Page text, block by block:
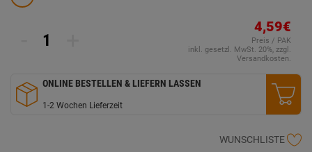
4,59€
Preis / PAK
inkl. gesetzl. MwSt. 20%, zzgl.
Versandkosten.
ONLINE BESTELLEN & LIEFERN LASSEN
1-2 Wochen Lieferzeit
WUNSCHLISTE